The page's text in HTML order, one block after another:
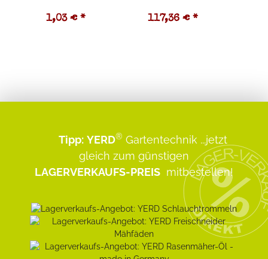
1,03 € * 117,36 € *
Tipp: YERD® Gartentechnik ...jetzt
gleich zum günstigen
LAGERVERKAUFS-PREIS mitbestellen!